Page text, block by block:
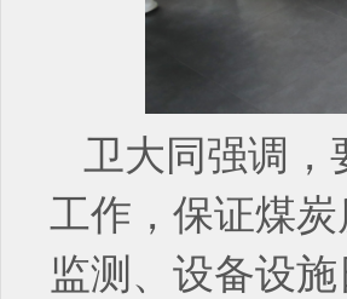
卫大同强调，
工作，保证煤
监测、设备设